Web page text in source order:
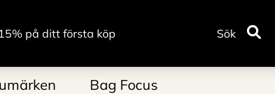
på ditt första köp Sök
Bag Focus